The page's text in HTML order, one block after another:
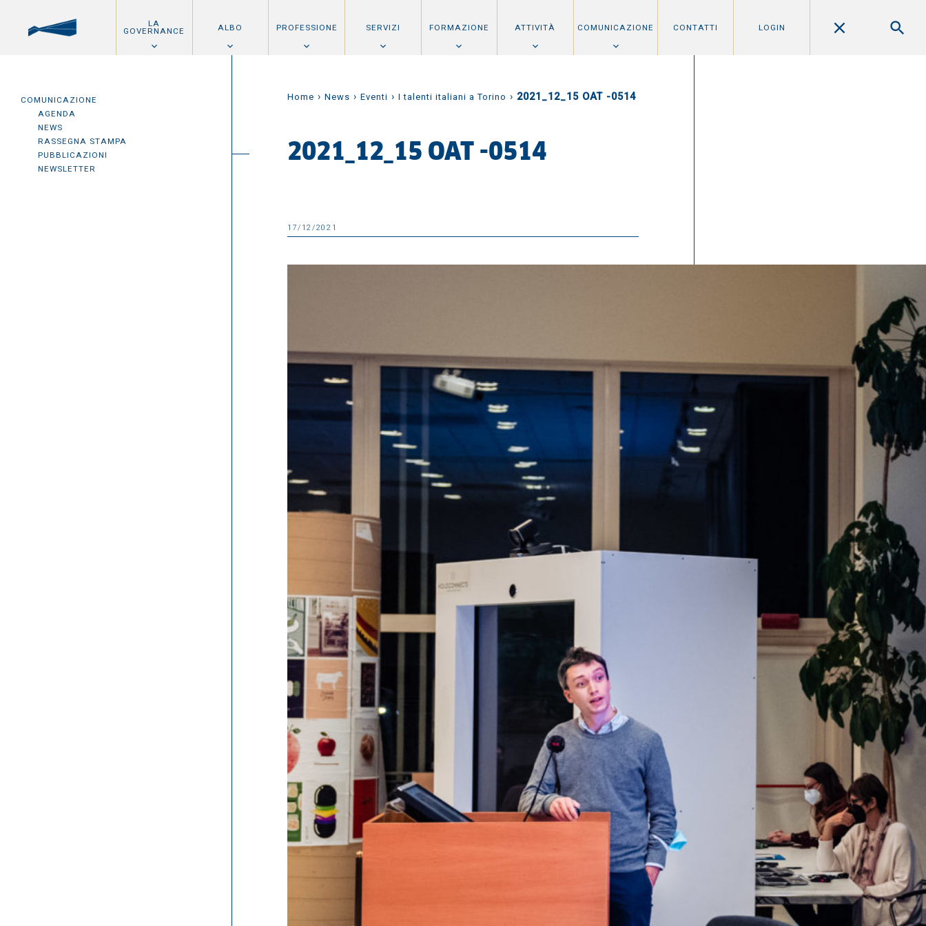
LA
GOVERNANCE ALBO PROFESSIONE SERVIZI FORMAZIONE ATTIVITÀ COMUNICAZIONE CONTATTI LOGIN
COMUNICAZIONE
AGENDA
NEWS
RASSEGNA STAMPA
PUBBLICAZIONI
NEWSLETTER
Home › News › Eventi › I talenti italiani a Torino › 2021_12_15 OAT -0514
2021_12_15 OAT -0514
17/12/2021